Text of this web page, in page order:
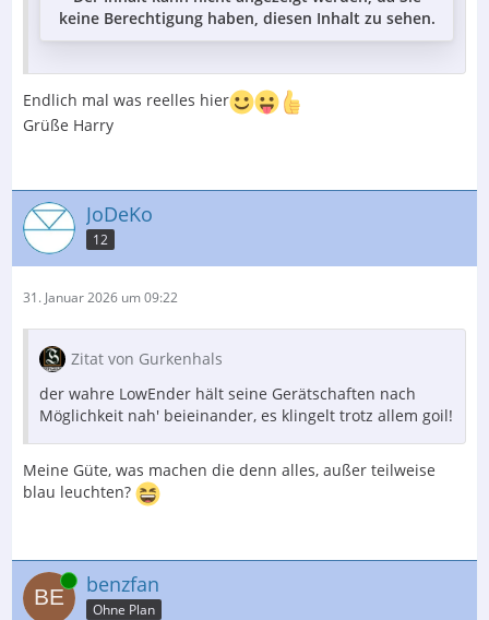
keine Berechtigung haben, diesen Inhalt zu sehen.
Endlich mal was reelles hier
Grüße Harry
JoDeKo
12
31. Januar 2026 um 09:22
Zitat von Gurkenhals
der wahre LowEnder hält seine Gerätschaften nach
Möglichkeit nah' beieinander, es klingelt trotz allem goil!
Meine Güte, was machen die denn alles, außer teilweise
blau leuchten?
Online benzfan
Ohne Plan